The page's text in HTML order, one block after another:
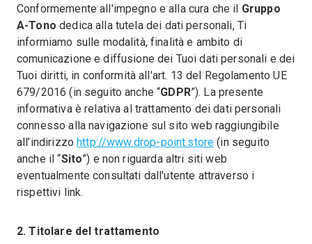
DropPOS
News
Punti vendita
Contatti
Conformemente all'impegno e alla cura che il Gruppo
A-Tono dedica alla tutela dei dati personali, Ti
informiamo sulle modalità, finalità e ambito di
comunicazione e diffusione dei Tuoi dati personali e dei
Tuoi diritti, in conformità all'art. 13 del Regolamento UE
679/2016 (in seguito anche “GDPR”). La presente
informativa è relativa al trattamento dei dati personali
connesso alla navigazione sul sito web raggiungibile
all’indirizzohttp://www.drop-point.store (in seguito
anche il “Sito”) e non riguarda altri siti web
eventualmente consultati dall'utente attraverso i
rispettivi link.
2. Titolare del trattamento